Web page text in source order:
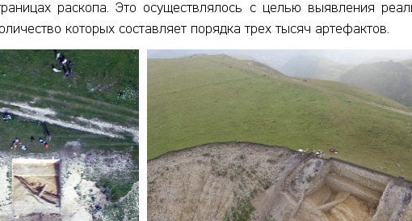
раскопа. Это осуществлялось с целью выявления
которых составляет порядка трех тысяч артефактов.